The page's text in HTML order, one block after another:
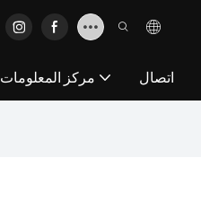
مركز المعلومات اتصال